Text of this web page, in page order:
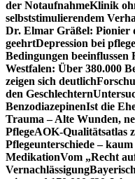
der NotaufnahmeKlinik
selbststimulierendem
Dr. Elmar Gräßel: Pionier
geehrtDepression bei
Bedingungen beeinflussen
Westfalen: Über 380.000
zeigen sich deutlich
den Geschlechtern
BenzodiazepinenIst die
Trauma – Alte Wunden,
PflegeAOK-Qualitätsatlas
Pflegeunterschiede –
MedikationVom „Recht
Vernachlässigung